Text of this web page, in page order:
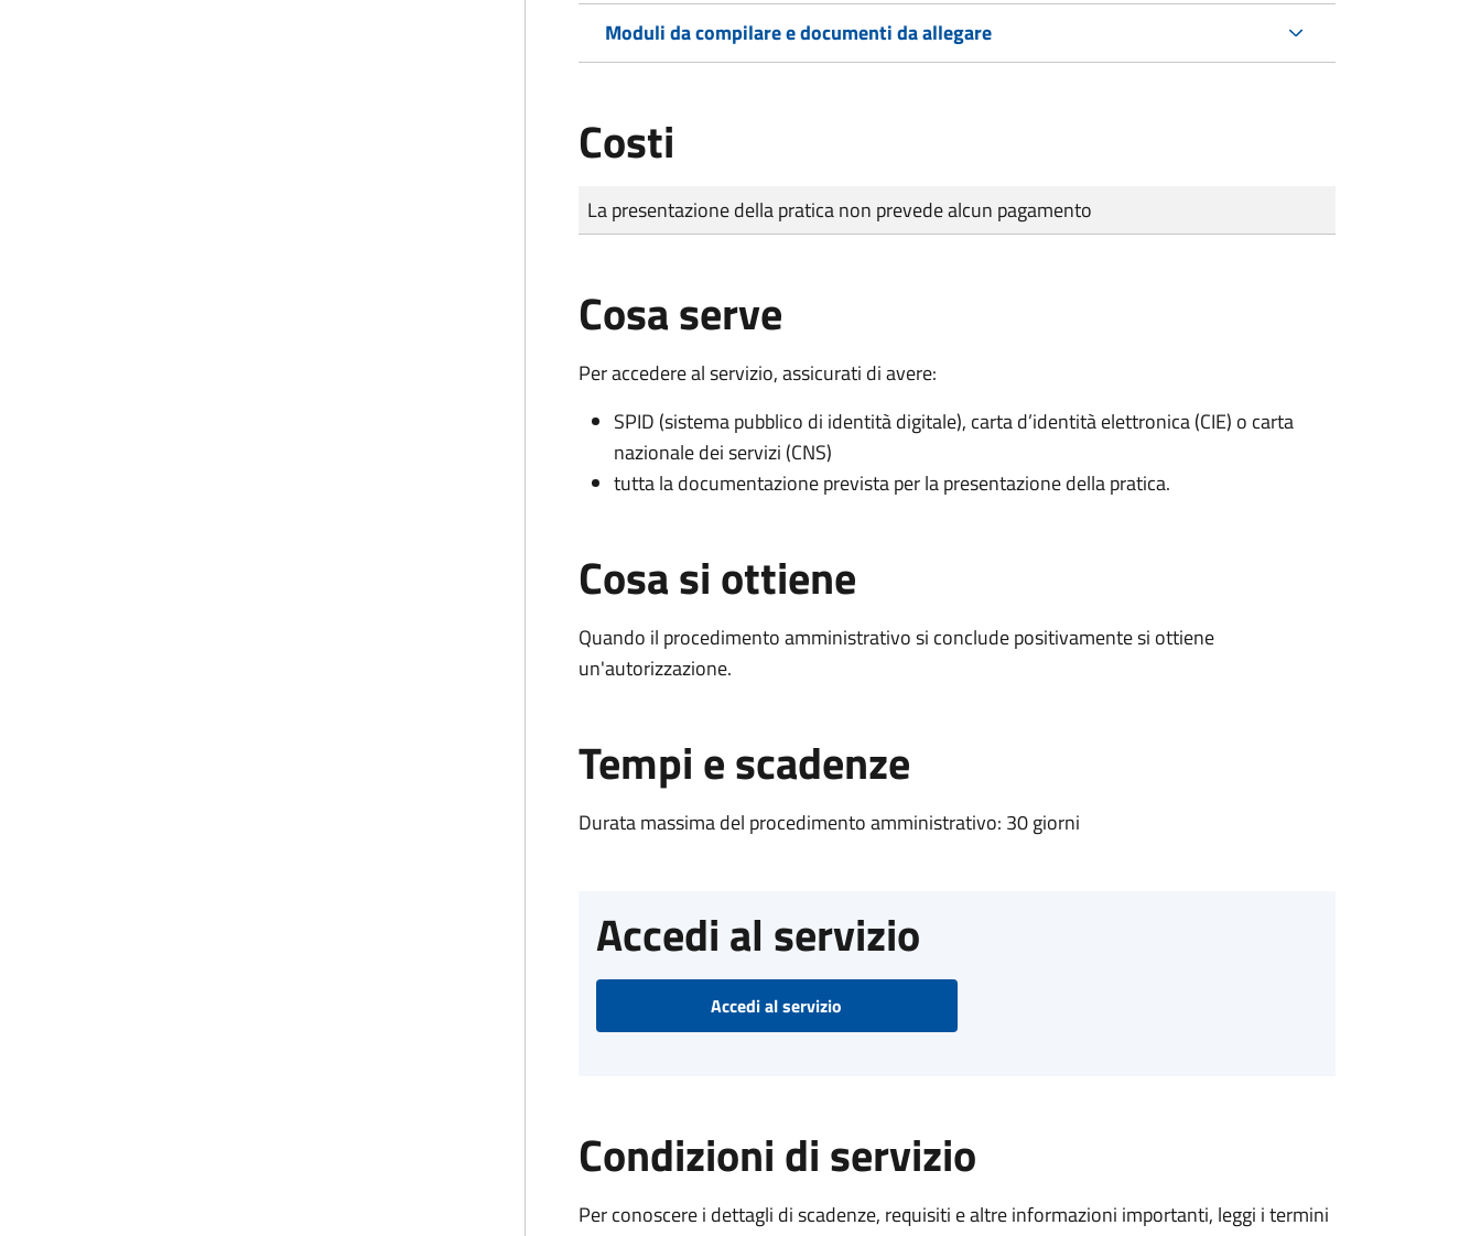
Moduli da compilare e documenti da allegare
Costi
Tipo di pagamento
Importo
La presentazione della pratica non prevede alcun pagamento
Cosa serve
Per accedere al servizio, assicurati di avere:
SPID (sistema pubblico di identità digitale), carta d’identità elettronica (CIE) o carta
nazionale dei servizi (CNS)
tutta la documentazione prevista per la presentazione della pratica.
Cosa si ottiene
Quando il procedimento amministrativo si conclude positivamente si ottiene
un'autorizzazione.
Tempi e scadenze
Durata massima del procedimento amministrativo: 30 giorni
Accedi al servizio
Accedi al servizio
Condizioni di servizio
Per conoscere i dettagli di scadenze, requisiti e altre informazioni importanti, leggi i termini